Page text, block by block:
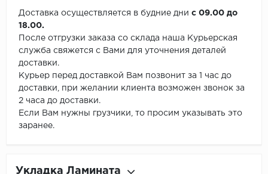
Доставка осуществляется в будние дни с 09.00 до
18.00.
После отгрузки заказа со склада наша Курьерская
служба свяжется с Вами для уточнения деталей
доставки.
Курьер перед доставкой Вам позвонит за 1 час до
доставки, при желании клиента возможен звонок за
2 часа до доставки.
Если Вам нужны грузчики, то просим указывать это
заранее.
Укладка Ламината